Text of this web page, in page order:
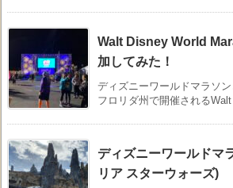
Walt Disney World
加してみた！
ディズニーワールドマラソ
フロリダ州で開催されるWalt
ディズニーワールドマ
リア スターウォーズ)